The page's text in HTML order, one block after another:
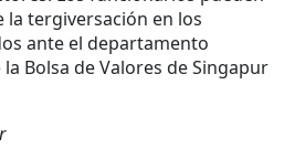
la tergiversación en los
ante el departamento
Bolsa de Valores de Singapur